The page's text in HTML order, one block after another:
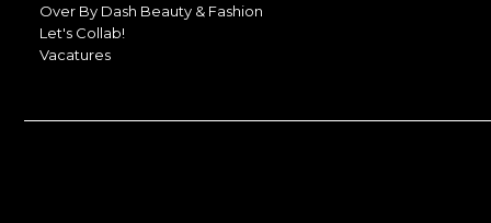
Over By Dash Beauty & Fashion
Let's Collab!
Vacatures